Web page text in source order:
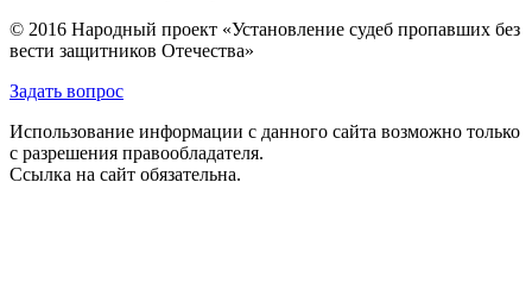
© 2016 Народный проект «Установление судеб пропавших без
вести защитников Отечества»
Задать вопрос
Использование информации с данного сайта возможно только
с разрешения правообладателя.
Ссылка на сайт обязательна.